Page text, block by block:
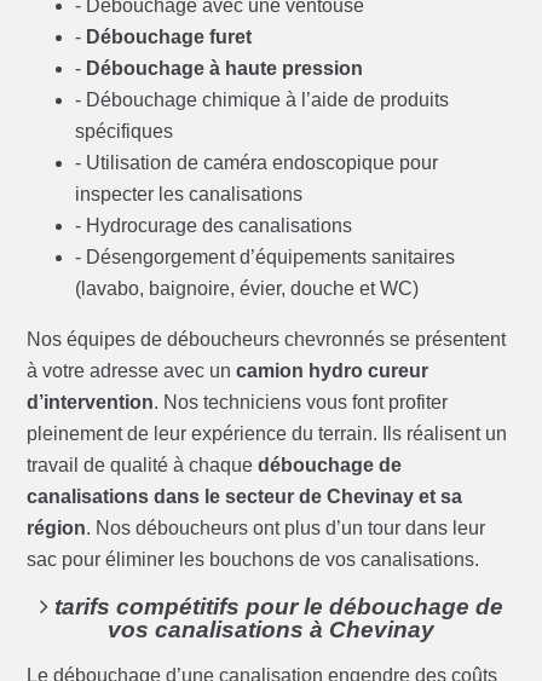
- Débouchage avec une ventouse
- Débouchage furet
- Débouchage à haute pression
- Débouchage chimique à l’aide de produits
spécifiques
- Utilisation de caméra endoscopique pour
inspecter les canalisations
- Hydrocurage des canalisations
- Désengorgement d’équipements sanitaires
(lavabo, baignoire, évier, douche et WC)
Nos équipes de déboucheurs chevronnés se présentent
à votre adresse avec uncamion hydro cureur
d’intervention. Nos techniciens vous font profiter
pleinement de leur expérience du terrain. Ils réalisent un
travail de qualité à chaquedébouchage de
canalisations dans le secteur de Chevinay et sa
région. Nos déboucheurs ont plus d’un tour dans leur
sac pour éliminer les bouchons de vos canalisations.
tarifs compétitifs pour le débouchage de
vos canalisations à Chevinay
Le débouchage d’une canalisation engendre des coûts